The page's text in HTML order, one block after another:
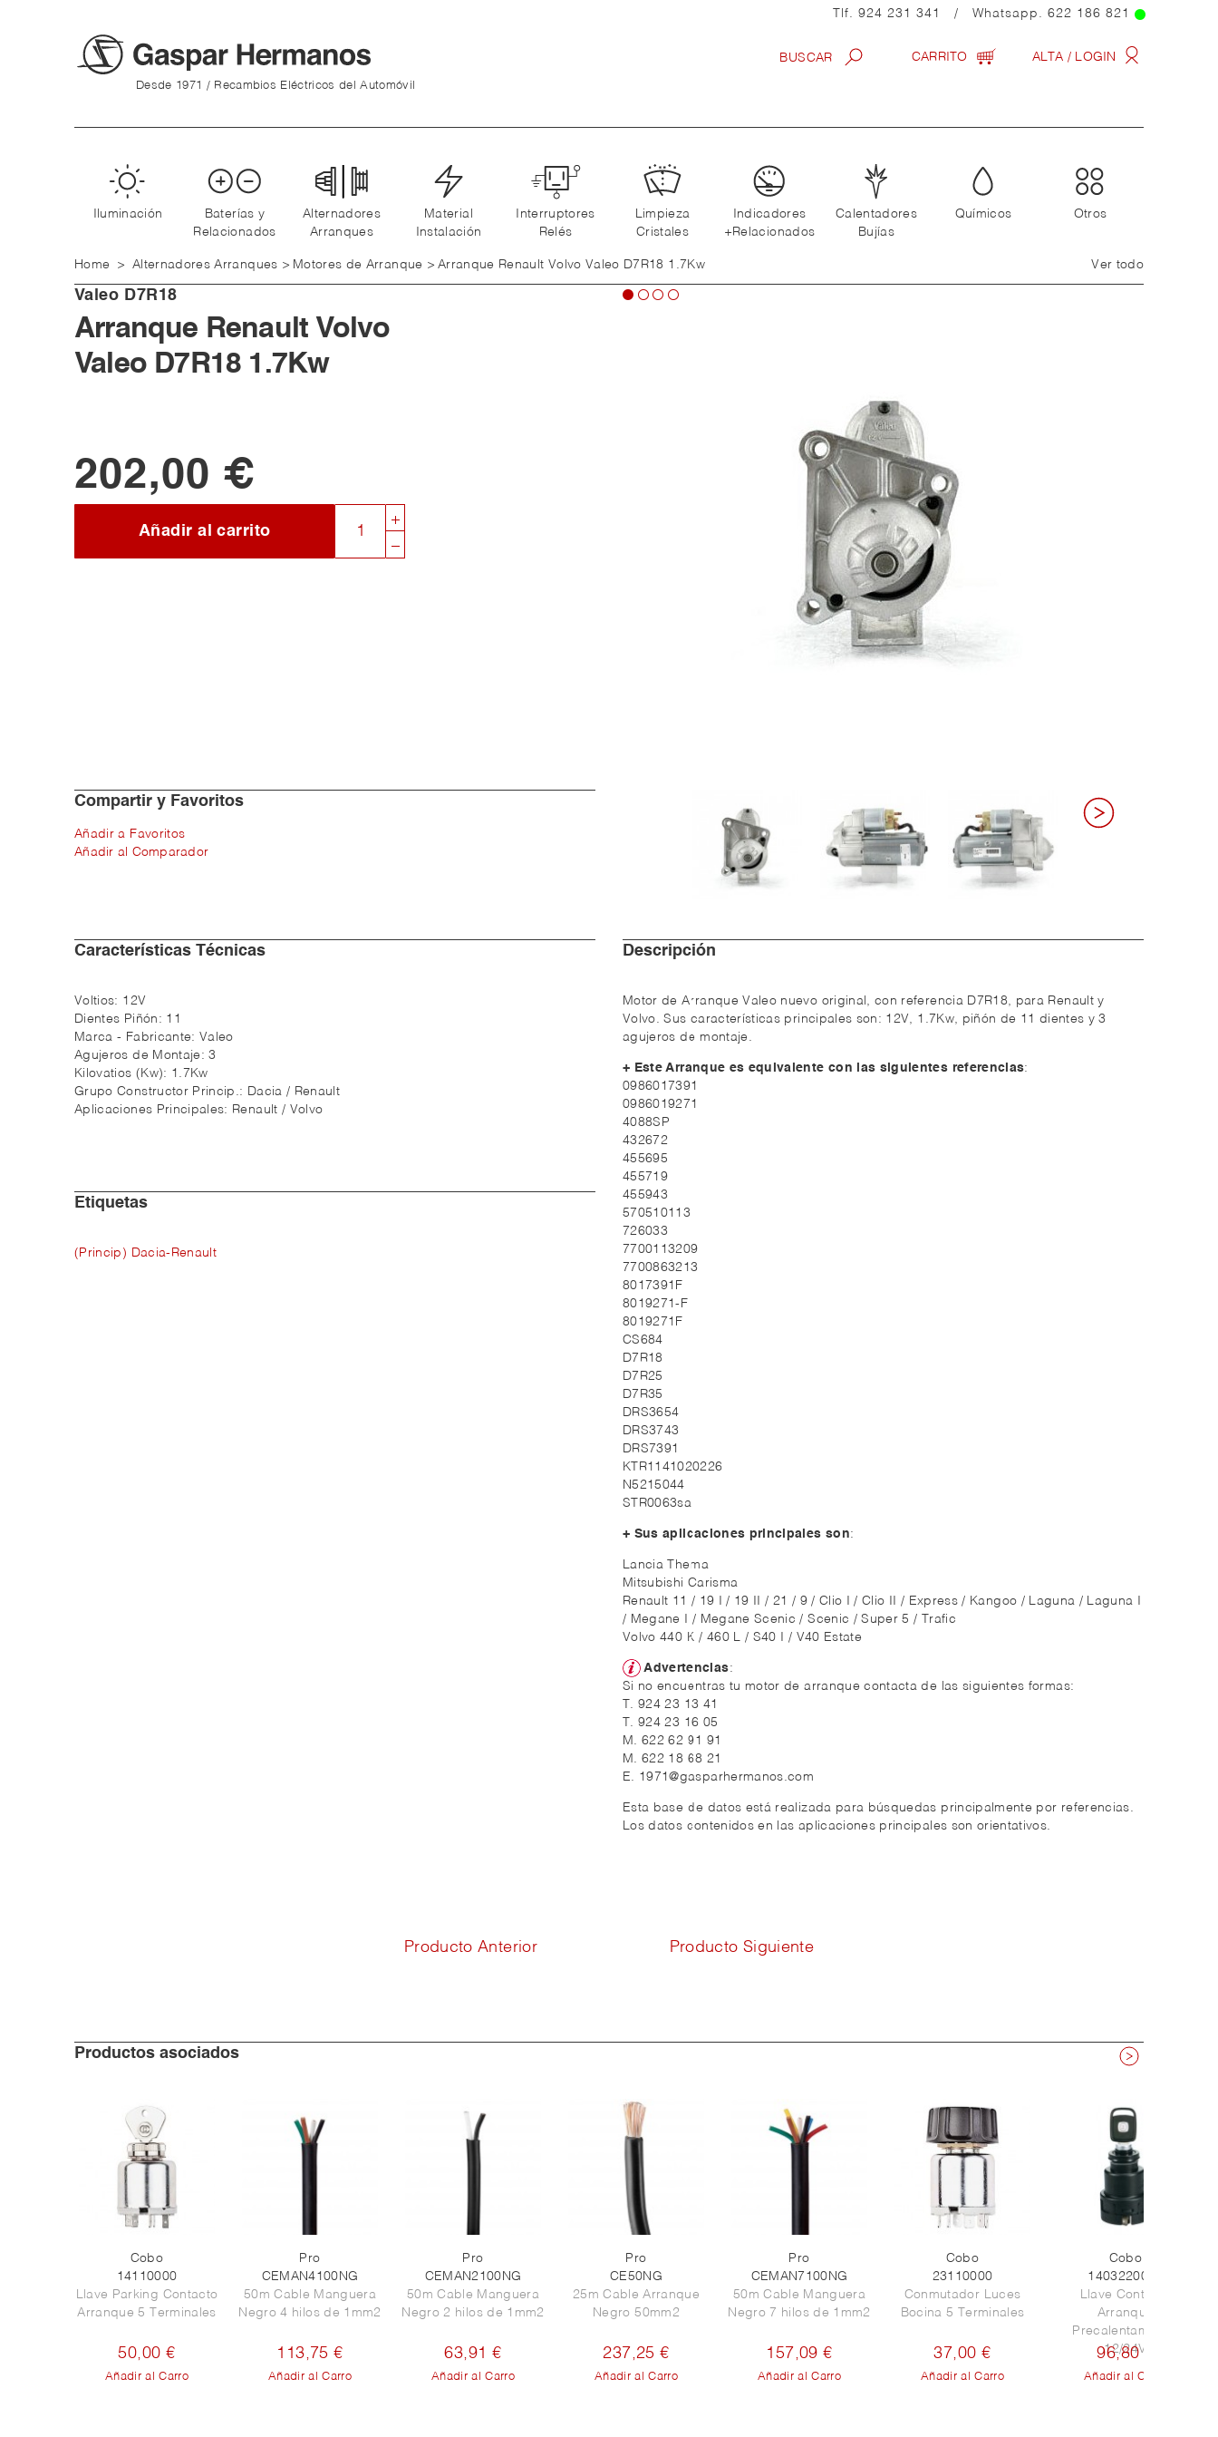
Tlf. 924 231 341 / Whatsapp. 622 186 821
Desde 1971 / Recambios Eléctricos del Automóvil
ALTA / LOGIN
CARRITO
Iluminación
Baterías y
Relacionados
Alternadores
Arranques
Material
Instalación
Interruptores
Relés
Limpieza
Cristales
Indicadores
+Relacionados
Calentadores
Bujías
Químicos Otros
Ver todo
Home > Alternadores Arranques > Motores de Arranque > Arranque Renault Volvo Valeo D7R18 1.7Kw
Valeo D7R18
Arranque Renault Volvo
Valeo D7R18 1.7Kw
202,00 €
Añadir al carrito
Compartir y Favoritos
Añadir a Favoritos
Añadir al Comparador
Características Técnicas
Voltios: 12V
Dientes Piñón: 11
Marca - Fabricante: Valeo
Agujeros de Montaje:3
Kilovatios (Kw): 1.7Kw
Grupo Constructor Princip.: Dacia / Renault
Aplicaciones Principales: Renault / Volvo
Etiquetas
(Princip) Dacia-Renault
Descripción
Motor de Arranque Valeo nuevo original, con referencia D7R18, para Renault y
Volvo. Sus características principales son: 12V, 1.7Kw, piñón de 11 dientes y 3
agujeros de montaje.
+ Este Arranque es equivalente con las siguientes referencias:
0986017391
0986019271
4088SP
432672
455695
455719
455943
570510113
726033
7700113209
7700863213
8017391F
8019271-F
8019271F
CS684
D7R18
D7R25
D7R35
DRS3654
DRS3743
DRS7391
KTR1141020226
N5215044
STR0063sa
+ Sus aplicaciones principales son:
Lancia Thema
Mitsubishi Carisma
Renault 11 / 19 I / 19 II / 21 / 9 / Clio I / Clio II / Express / Kangoo / Laguna / Laguna I
/ Megane I / Megane Scenic / Scenic / Super 5 / Trafic
Volvo 440 K / 460 L / S40 I / V40 Estate
Advertencias:
Si no encuentras tu motor de arranque contacta de las siguientes formas:
T. 924 23 13 41
T. 924 23 16 05
M. 622 62 91 91
M. 622 18 68 21
E. 1971@gasparhermanos.com
Esta base de datos está realizada para búsquedas principalmente por referencias.
Los datos contenidos en las aplicaciones principales son orientativos.
Producto Anterior Producto Siguiente
Productos asociados
Cobo
14110000
Llave Parking Contacto
Arranque 5 Terminales
50,00 €
Añadir al Carro
Pro
CEMAN4100NG
50m Cable Manguera
Negro 4 hilos de 1mm2
113,75 €
Añadir al Carro
Pro
CEMAN2100NG
50m Cable Manguera
Negro 2 hilos de 1mm2
63,91 €
Añadir al Carro
Pro
CE50NG
25m Cable Arranque
Negro 50mm2
237,25 €
Añadir al Carro
Pro
CEMAN7100NG
50m Cable Manguera
Negro 7 hilos de 1mm2
157,09 €
Añadir al Carro
Cobo
23110000
Conmutador Luces
Bocina 5 Terminales
37,00 €
Añadir al Carro
Cobo
1403220000
Llave Contacto
Arranque
Precalentamiento
12/24V
96,80 €
Añadir al Carro